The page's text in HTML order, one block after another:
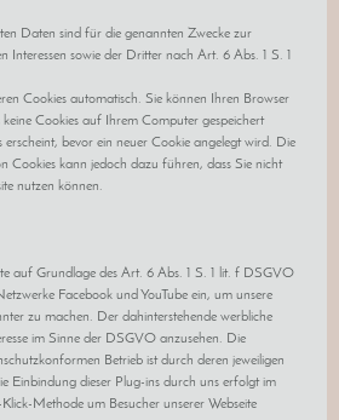
Daten sind für die genannten Zwecke zur
Interessen sowie der Dritter nach Art. 6 Abs. 1 S. 1
Cookies automatisch. Sie können Ihren Browser
Cookies auf Ihrem Computer gespeichert
erscheint, bevor ein neuer Cookie angelegt wird. Die
Cookies kann jedoch dazu führen, dass Sie nicht
nutzen können.
auf Grundlage des Art. 6 Abs. 1 S. 1 lit. f DSGVO
Facebook und YouTube ein, um unsere
zu machen. Der dahinterstehende werbliche
im Sinne der DSGVO anzusehen. Die
Betrieb ist durch deren jeweiligen
Einbindung dieser Plug-ins durch uns erfolgt im
Methode um Besucher unserer Webseite